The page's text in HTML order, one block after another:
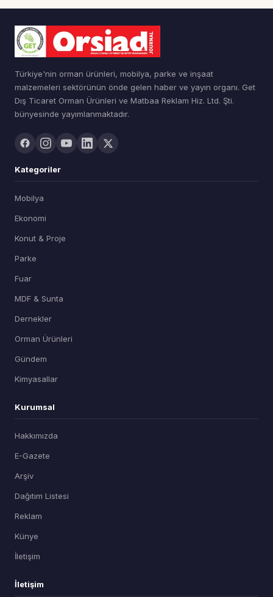
Türkiye'nin orman ürünleri, mobilya, parke ve inşaat
malzemeleri sektörünün önde gelen haber ve yayın organı. Get
Dış Ticaret Orman Ürünleri ve Matbaa Reklam Hiz. Ltd. Şti.
bünyesinde yayımlanmaktadır.
Kategoriler
Mobilya
Ekonomi
Konut & Proje
Parke
Fuar
MDF & Sunta
Dernekler
Orman Ürünleri
Gündem
Kimyasallar
Kurumsal
Hakkımızda
E-Gazete
Arşiv
Dağıtım Listesi
Reklam
Künye
İletişim
İletişim